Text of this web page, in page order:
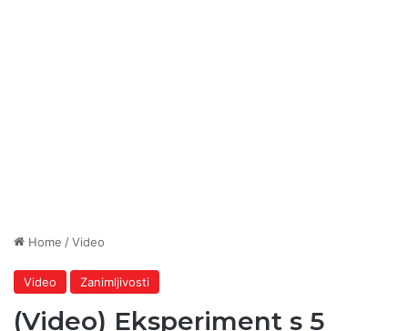
Home /Video
Video Zanimljivosti
(Video) Eksperiment s 5